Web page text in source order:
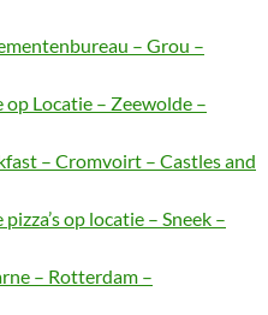
– Grou –
Locatie – Zeewolde –
– Cromvoirt – Castles and
op locatie – Sneek –
– Rotterdam –